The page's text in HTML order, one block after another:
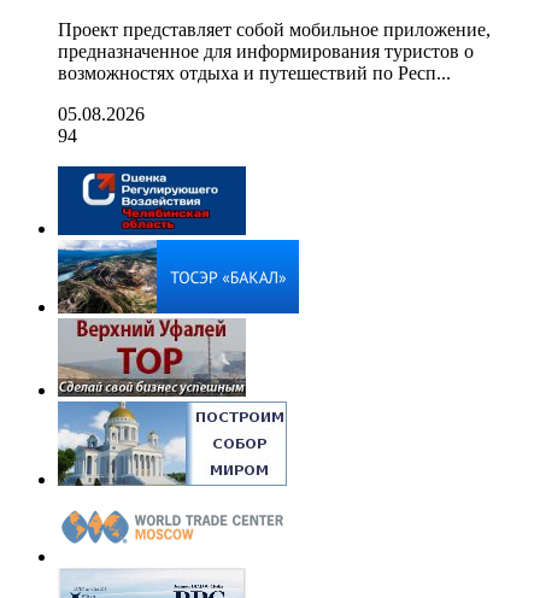
Проект представляет собой мобильное приложение,
предназначенное для информирования туристов о
возможностях отдыха и путешествий по Респ...
05.08.2026
94